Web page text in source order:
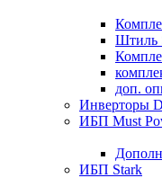
Штиль
доп.
Инверторы
ИБП Must
ИБП Stark